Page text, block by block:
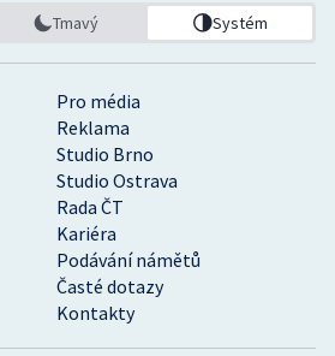
Pro média
Reklama
Studio Brno
Studio Ostrava
Rada ČT
Kariéra
Podávání námětů
Časté dotazy
Kontakty
Tmavý Systém